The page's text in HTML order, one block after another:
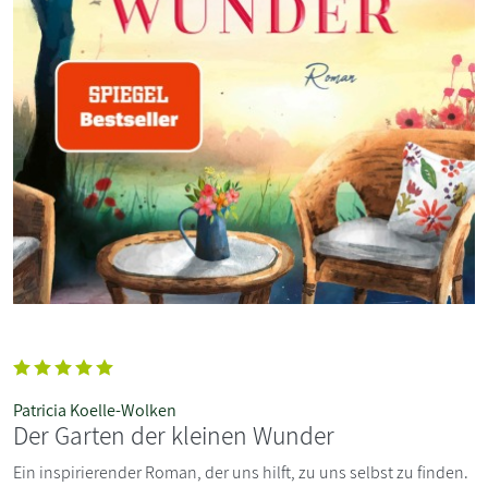
Patricia Koelle-Wolken
Der Garten der kleinen Wunder
Ein inspirierender Roman, der uns hilft, zu uns selbst zu finden.